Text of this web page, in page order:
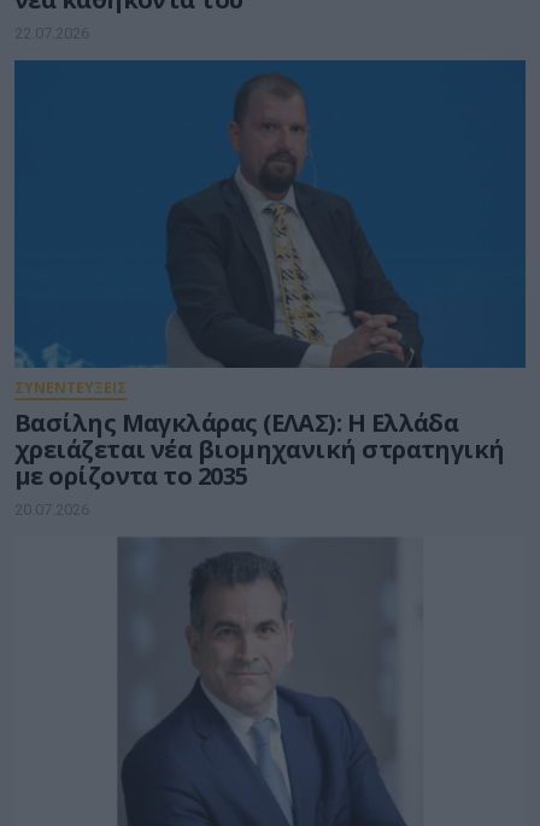
22.07.2026
ΣΥΝΕΝΤΕΥΞΕΙΣ
Βασίλης Μαγκλάρας (ΕΛΑΣ): Η Ελλάδα
χρειάζεται νέα βιομηχανική στρατηγική
με ορίζοντα το 2035
20.07.2026